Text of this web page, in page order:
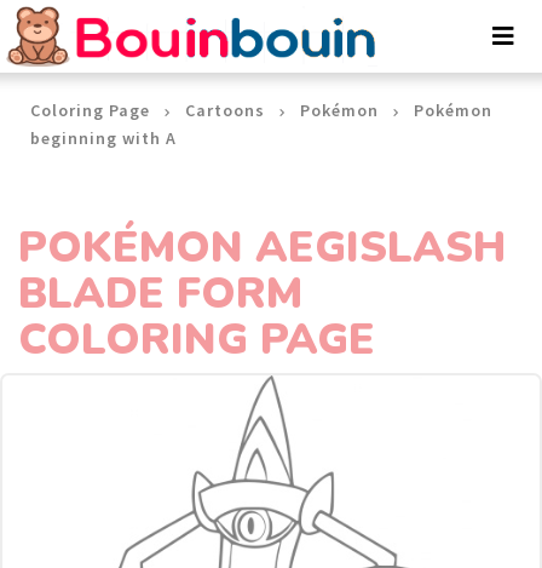
Coloring Page Cartoons Pokémon
Pokémon
beginning with A
POKÉMON AEGISLASH
BLADE FORM
COLORING PAGE
Cookies management panel